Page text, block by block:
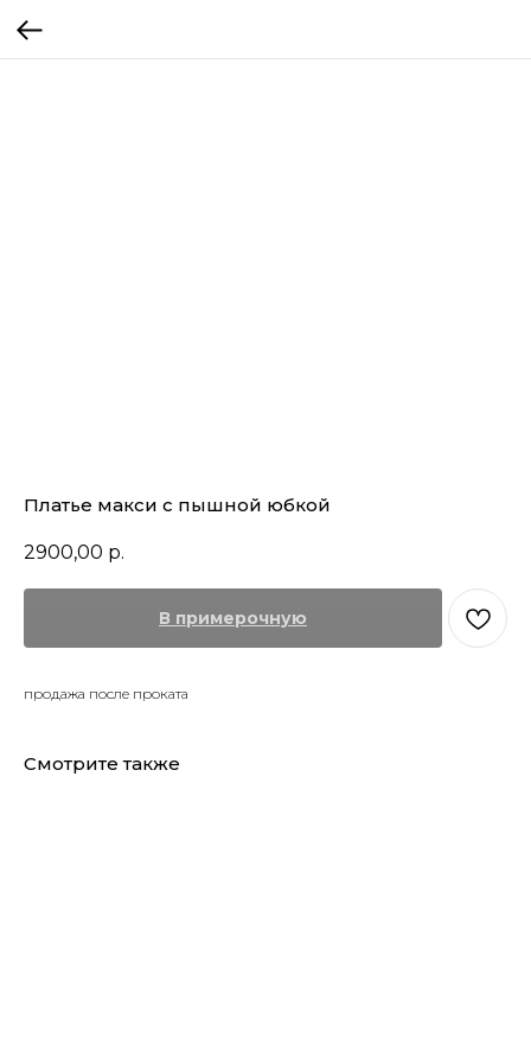
Платье макси с пышной юбкой
2900,00 р.
В примерочную
продажа после проката
Смотрите также